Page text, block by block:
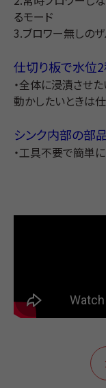
るモード
3.ブロワー無しの
仕切り板で水位2
・全体に浸漬させ
動かしたいときは
シンク内部の部
・工具不要で簡単